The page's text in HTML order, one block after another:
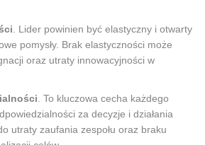
. Lider powinien być elastyczny i otwarty
pomysły. Brak elastyczności może
oraz utraty innowacyjności w
. To kluczowa cecha każdego
za decyzje i działania
utraty zaufania zespołu oraz braku